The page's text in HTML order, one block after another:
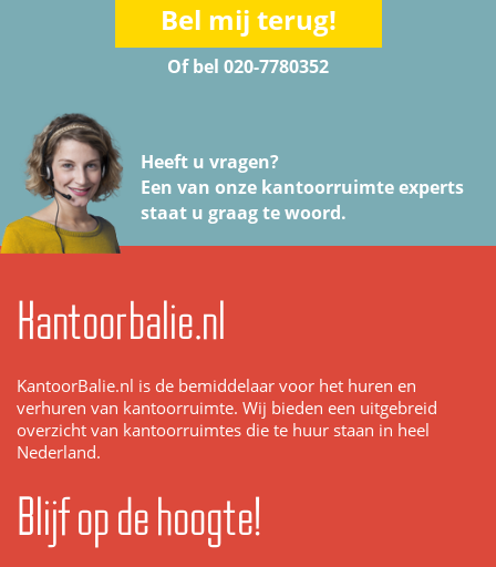
Bel mij terug!
Of bel 020-7780352
Heeft u vragen?
Een van onze kantoorruimte experts
staat u graag te woord.
Kantoorbalie.nl
KantoorBalie.nl is de bemiddelaar voor het huren en
verhuren van kantoorruimte. Wij bieden een uitgebreid
overzicht van kantoorruimtes die te huur staan in heel
Nederland.
Blijf op de hoogte!